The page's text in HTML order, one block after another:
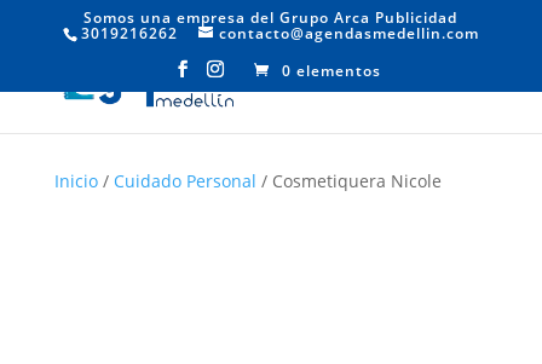
Somos una empresa del Grupo Arca Publicidad
3019216262
contacto@agendasmedellin.com
0 elementos
Inicio/ Cuidado Personal / Cosmetiquera Nicole